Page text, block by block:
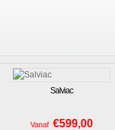
Salviac
Vanaf €599,00